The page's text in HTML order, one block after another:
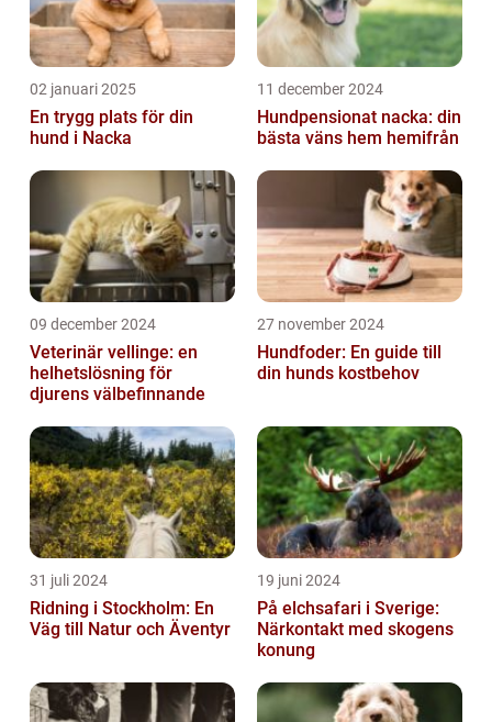
02 januari 2025
En trygg plats för din
hund i Nacka
11 december 2024
Hundpensionat nacka: din
bästa väns hem hemifrån
09 december 2024
Veterinär vellinge: en
helhetslösning för
djurens välbefinnande
27 november 2024
Hundfoder: En guide till
din hunds kostbehov
31 juli 2024
Ridning i Stockholm: En
Väg till Natur och Äventyr
19 juni 2024
På elchsafari i Sverige:
Närkontakt med skogens
konung